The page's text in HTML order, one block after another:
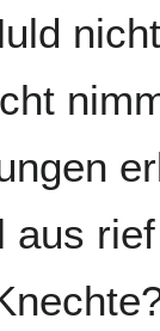
aus